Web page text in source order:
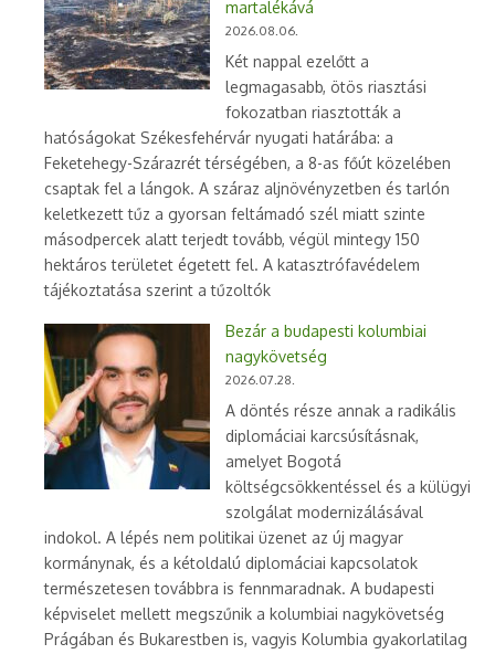
martalékává
2026.08.06.
Két nappal ezelőtt a
legmagasabb, ötös riasztási
fokozatban riasztották a
hatóságokat Székesfehérvár nyugati határába: a
Feketehegy-Szárazrét térségében, a 8-as főút közelében
csaptak fel a lángok. A száraz aljnövényzetben és tarlón
keletkezett tűz a gyorsan feltámadó szél miatt szinte
másodpercek alatt terjedt tovább, végül mintegy 150
hektáros területet égetett fel. A katasztrófavédelem
tájékoztatása szerint a tűzoltók
Bezár a budapesti kolumbiai
nagykövetség
2026.07.28.
A döntés része annak a radikális
diplomáciai karcsúsításnak,
amelyet Bogotá
költségcsökkentéssel és a külügyi
szolgálat modernizálásával
indokol. A lépés nem politikai üzenet az új magyar
kormánynak, és a kétoldalú diplomáciai kapcsolatok
természetesen továbbra is fennmaradnak. A budapesti
képviselet mellett megszűnik a kolumbiai nagykövetség
Prágában és Bukarestben is, vagyis Kolumbia gyakorlatilag